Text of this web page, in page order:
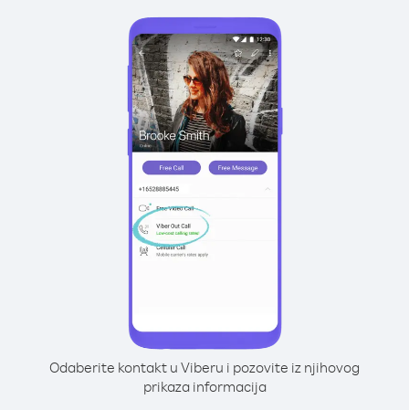
Odaberite kontakt u Viberu i pozovite iz njihovog
prikaza informacija